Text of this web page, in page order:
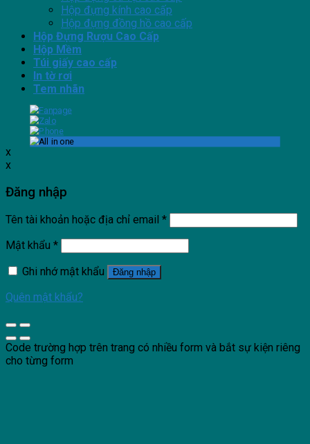
Hộp đựng kính cao cấp
Hộp đựng đồng hồ cao cấp
Hộp Đựng Rượu Cao Cấp
Hộp Mềm
Túi giấy cao cấp
In tờ rơi
Tem nhãn
x
x
Đăng nhập
Tên tài khoản hoặc địa chỉ email *
Mật khẩu *
Ghi nhớ mật khẩu
Đăng nhập
Quên mật khẩu?
Code trường hợp trên trang có nhiều form và bắt sự kiện riêng
cho từng form